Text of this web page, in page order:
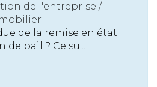
de l'entreprise /
de la remise en état
de bail ? Ce su...